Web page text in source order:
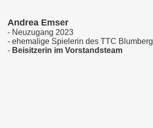
Andrea Emser
- Neuzugang 2023
- ehemalige Spielerin des TTC Blumberg
- Beisitzerin im Vorstandsteam